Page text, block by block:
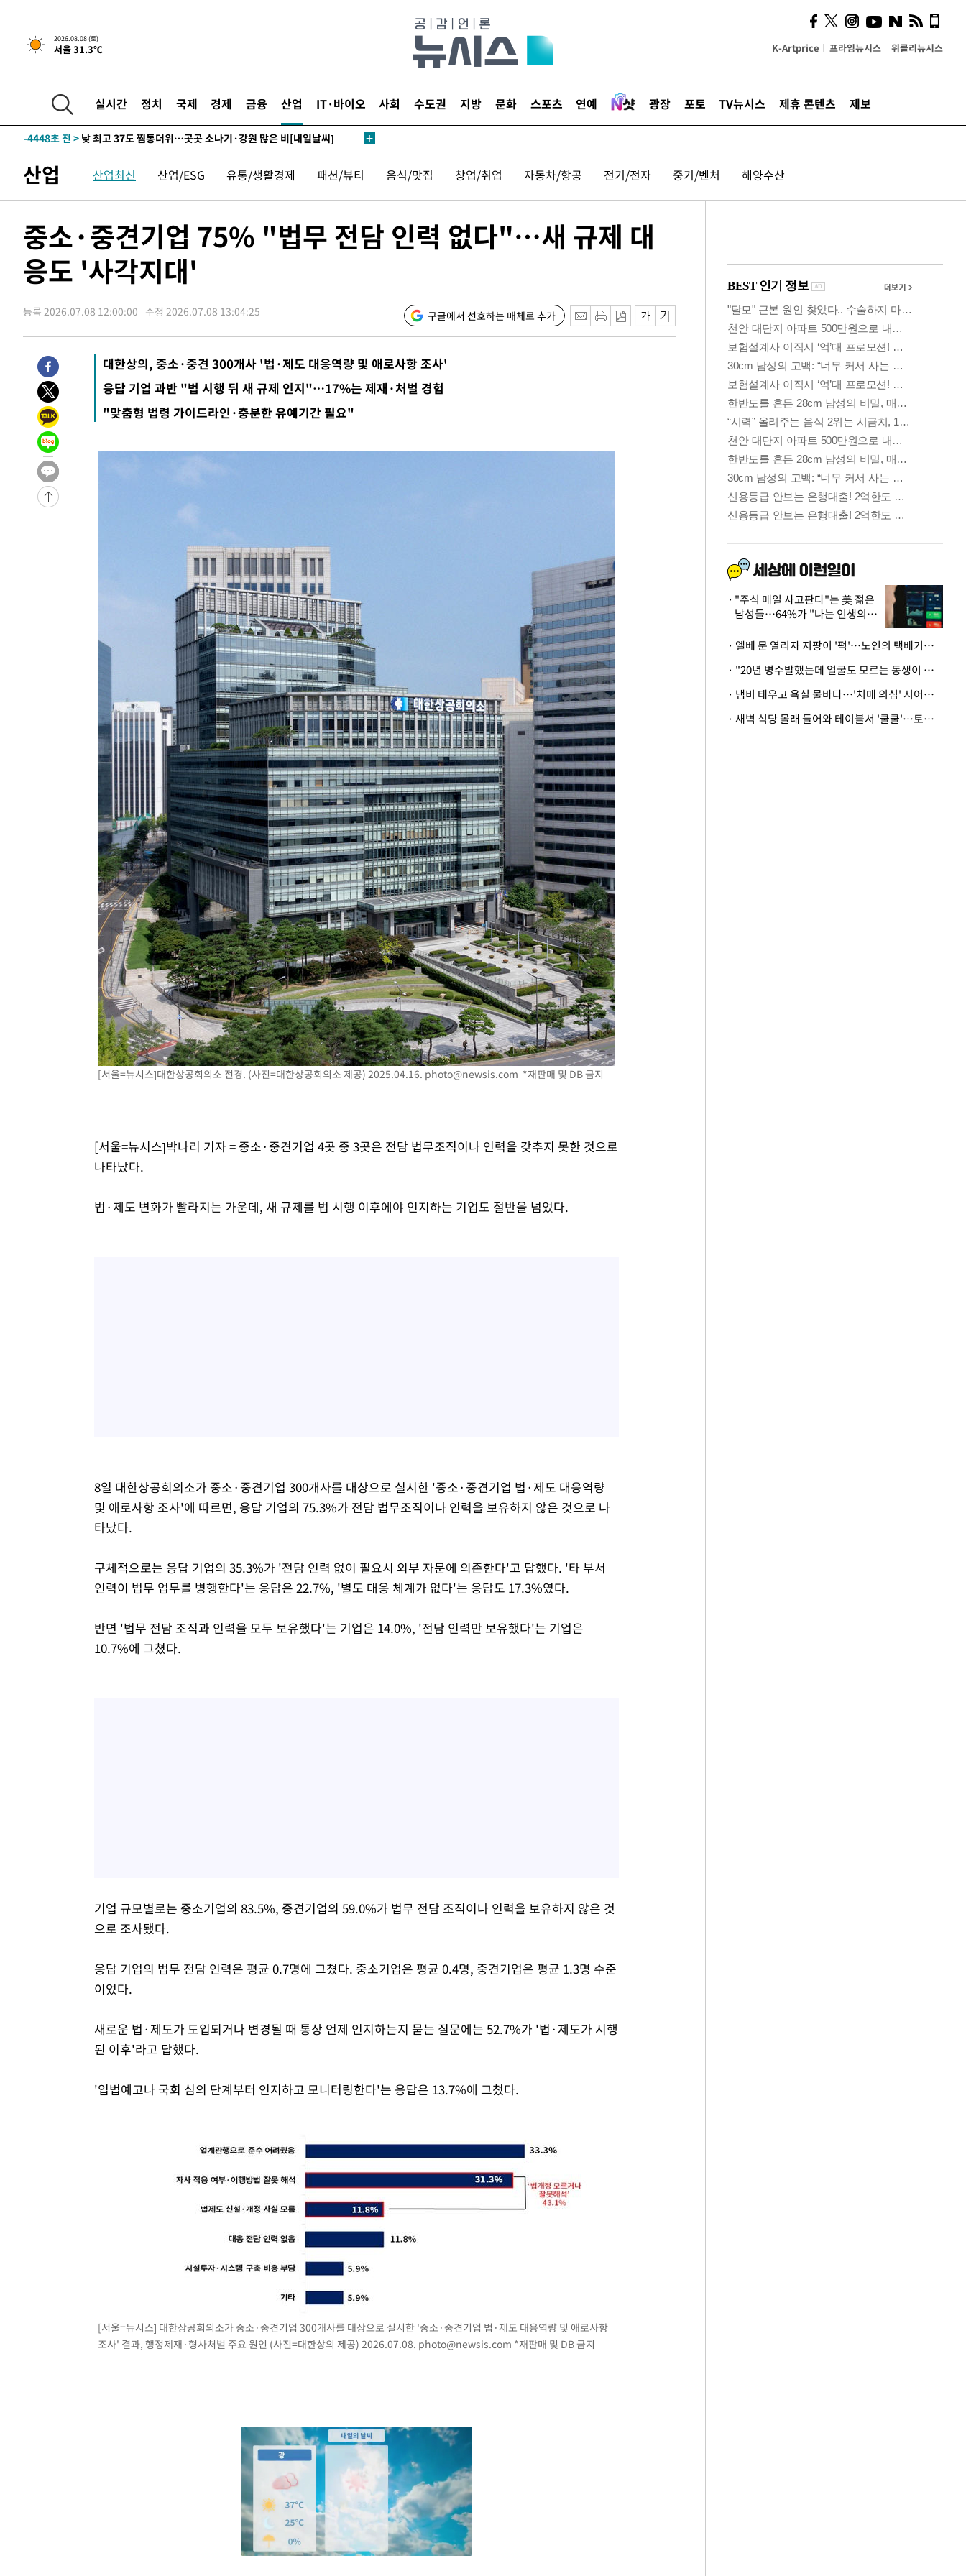
2026.08.08 (토)
서울 31.3℃ K-Artprice 프라임뉴시스 위클리뉴시스
실시간 정치 국제 경제 금융 산업 IT·바이오 사회 수도권 지방 문화 스포츠 연예 광장 포토 TV뉴시스 제휴 콘텐츠 제보
실천"
-14982초 전 >이란, "오만과 '중앙 단일 루트' 합의…북쪽 인바운드·남쪽 아웃바
-6477초 전 >
[단독]중수청 지원 검사들, 정원 초과 시 낮은 계급 임용…희망지 못
-4448초 전 >낮 최고 37도 찜통더위…곳곳 소나기·강원 많은 비[내일날씨]
-2754초 전 > SK하이닉스, 용인·청주 팹에 54조 투자…"AI 메모리 수요 선제 대
6분 전 >
18분 전 >
외국인 심판 성 접대 7경기 들여다보니…한국 축구 '5승 2무'
23분 전 >[속보]코스닥, 2.86포인트(0.36%) 내린 798.81마감
24분 전 > [속보]코스피, 6200선 약보합…0.60% 내린 6258.77에 마쳐
24분 전 >[속보]원·달러 환율, 7.7원 내린 1416.1원 마감
26분 전 >[속보] 노원서 40.1도 관측…서울, 2018년 이후 첫 40도
1시간 전 >[속보]종합특검, '계엄 수용공간 확보' 신용해 前교정본부장 기소
1시간 전 > 외신들도 주목한 韓축구 파문…"국민적 공분에 수사 재개"
후임
-23467초 전 > 이강인, 폭염 속 AT마드리드 첫 훈련…80명 식사 대접까지(종합)
-20606초 전 >
미 사업체 일자리, 7월에 2.3만개 순감하고 그 전 2개월 10.3만개
하향수정 (2보)
-20054초 전 >
[속보] 미 사업체, 일자리 7월에 2.3만 개 줄어…실업률은 4.1%로
-15917초 전 >
[속보]이 대통령 "부동산 공급 기존 사고방식 매달리지 말고 과감히
실천"
-15002초 전 >
운드는 임시"
-6570초 전 >
"낮 기온 소폭 하락"…수도권 폭염중대경보, 폭염경보로 하향
-6534초 전 >
-6497초 전 >
[단독]중수청 지원 검사들, 정원 초과 시 낮은 계급 임용…희망지 못
SK하이닉스, 용인·청주 팹에 54조 투자…"AI 메모리 수요 선제 대
여자배구 이재영·이다영 자매, 아제르바이잔 투란VC 입단
외국인 심판 성 접대 7경기 들여다보니…한국 축구 '5승 2무'
[속보]코스닥, 2.86포인트(0.36%) 내린 798.81마감
[속보]코스피, 6200선 약보합…0.60% 내린 6258.77에 마쳐
[속보]원·달러 환율, 7.7원 내린 1416.1원 마감
[속보] 노원서 40.1도 관측…서울, 2018년 이후 첫 40도
[속보]종합특검, '계엄 수용공간 확보' 신용해 前교정본부장 기소
외신들도 주목한 韓축구 파문…"국민적 공분에 수사 재개"
11시간 압수수색에 성접대 파문까지…'쑥대밭' 된 축구협회
[속보]규제합리화위원회 부위원장에 김태유 서울대 공대 교수…이병태
산업 산업최신 산업/ESG 유통/생활경제 패션/뷰티 음식/맛집 창업/취업 자동차/항공 전기/전자 중기/벤처 해양수산
중소·중견기업 75% "법무 전담 인력 없다"…새 규제 대
응도 '사각지대'
등록 2026.07.08 12:00:00 수정 2026.07.08 13:04:25 구글에서 선호하는 매체로 추가
대한상의, 중소·중견 300개사 '법·제도 대응역량 및 애로사항 조사'
응답 기업 과반 "법 시행 뒤 새 규제 인지"…17%는 제재·처벌 경험
"맞춤형 법령 가이드라인·충분한 유예기간 필요"
[서울=뉴시스]대한상공회의소 전경. (사진=대한상공회의소 제공) 2025.04.16. photo@newsis.com *재판매 및 DB 금지
[서울=뉴시스]박나리 기자 = 중소·중견기업 4곳 중 3곳은 전담 법무조직이나 인력을 갖추지 못한 것으로
나타났다.
법·제도 변화가 빨라지는 가운데, 새 규제를 법 시행 이후에야 인지하는 기업도 절반을 넘었다.
8일 대한상공회의소가 중소·중견기업 300개사를 대상으로 실시한 '중소·중견기업 법·제도 대응역량
및 애로사항 조사'에 따르면, 응답 기업의 75.3%가 전담 법무조직이나 인력을 보유하지 않은 것으로 나
타났다.
구체적으로는 응답 기업의 35.3%가 '전담 인력 없이 필요시 외부 자문에 의존한다'고 답했다. '타 부서
인력이 법무 업무를 병행한다'는 응답은 22.7%, '별도 대응 체계가 없다'는 응답도 17.3%였다.
반면 '법무 전담 조직과 인력을 모두 보유했다'는 기업은 14.0%, '전담 인력만 보유했다'는 기업은
10.7%에 그쳤다.
기업 규모별로는 중소기업의 83.5%, 중견기업의 59.0%가 법무 전담 조직이나 인력을 보유하지 않은 것
으로 조사됐다.
응답 기업의 법무 전담 인력은 평균 0.7명에 그쳤다. 중소기업은 평균 0.4명, 중견기업은 평균 1.3명 수준
이었다.
새로운 법·제도가 도입되거나 변경될 때 통상 언제 인지하는지 묻는 질문에는 52.7%가 '법·제도가 시행
된 이후'라고 답했다.
'입법예고나 국회 심의 단계부터 인지하고 모니터링한다'는 응답은 13.7%에 그쳤다.
[서울=뉴시스] 대한상공회의소가 중소·중견기업 300개사를 대상으로 실시한 '중소·중견기업 법·제도 대응역량 및 애로사항
조사' 결과, 행정제재·형사처벌 주요 원인 (사진=대한상의 제공) 2026.07.08. photo@newsis.com *재판매 및 DB 금지
시, 스마트폰 액세서리에
NFC 더했다
"주식 매일 사고판다"는 美 젊은
남성들…64%가 "나는 인생의
· 엘베 문 열리자 지팡이 '퍽'…노인의 택배기사 폭행 이유
· "20년 병수발했는데 얼굴도 모르는 동생이 유산 절반을"…배다른 형제 상속권 있을까
· 냄비 태우고 욕실 물바다…'치매 의심' 시어머니 검사 권유했다가 '날벼락'
· 새벽 식당 몰래 들어와 테이블서 '쿨쿨'…토사물 남기고 사라진 남성